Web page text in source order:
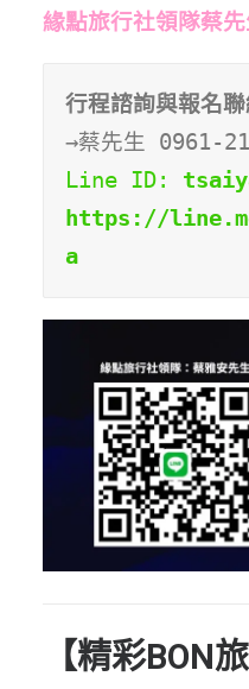
緣點旅行社領隊蔡先
行程諮詢與報名聯
Line ID:
https://
a
【精彩BON